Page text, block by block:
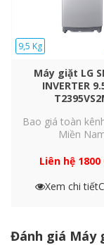
9,5 Kg
Máy giặt LG
INVERTER
Bao giá toàn
Miền
Liên hệ 1800
Xem chi tiết
Đánh giá Máy